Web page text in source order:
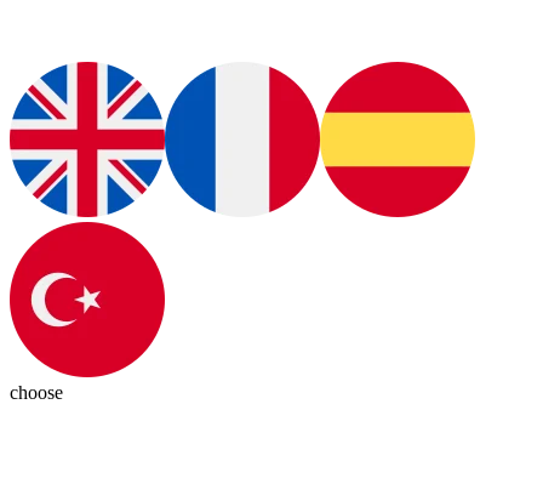
choose